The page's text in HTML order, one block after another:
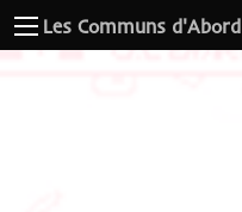
Les Communs d'Abord